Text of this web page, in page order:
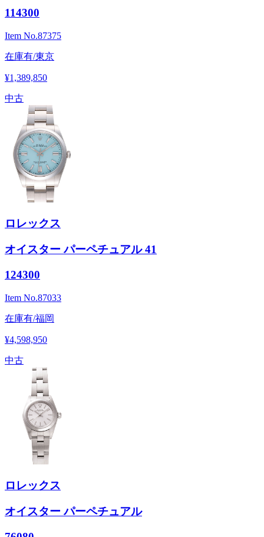
114300
Item No.87375
在庫有/東京
¥1,389,850
中古
ロレックス
オイスター パーペチュアル 41
124300
Item No.87033
在庫有/福岡
¥4,598,950
中古
ロレックス
オイスター パーペチュアル